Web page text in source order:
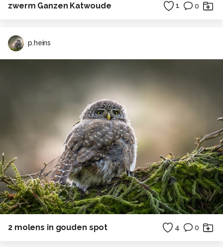
zwerm Ganzen Katwoude 1 0
p.heins
2 molens in gouden spot 4 0